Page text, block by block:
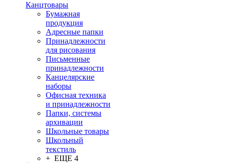
Канцтовары
Бумажная
продукция
Адресные папки
Принадлежности
для рисования
Письменные
принадлежности
Канцелярские
наборы
Офисная техника
и принадлежности
Папки, системы
архивации
Школьные товары
Школьный
текстиль
+ ЕЩЕ 4